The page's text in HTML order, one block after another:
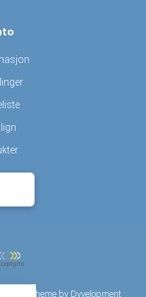
- Theme by Dyvelopment